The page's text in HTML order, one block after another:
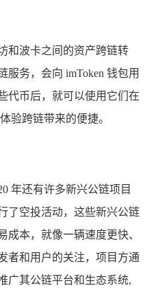
和波卡之间的资产跨链转
务，会向 imToken 钱包用
代币后，就可以使用它们在
验跨链带来的便捷。
年还有许多新兴公链项目
了空投活动，这些新兴公链
成本，就像一辆速度更快、
者和用户的关注，项目方通
广其公链平台和生态系统,